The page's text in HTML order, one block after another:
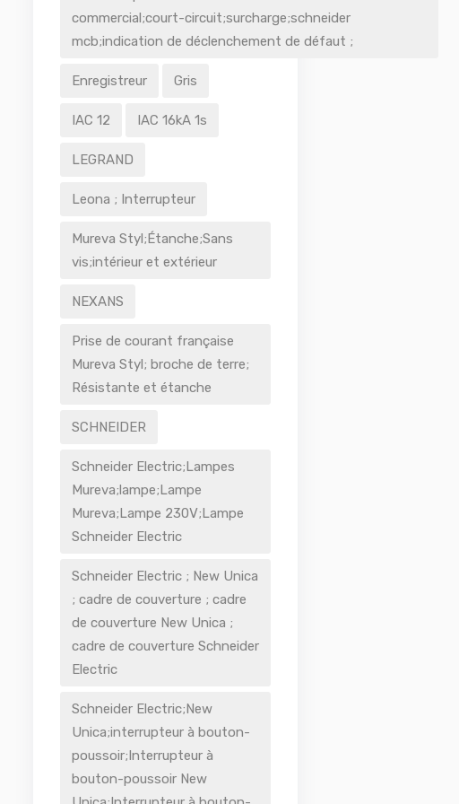
commercial;court-circuit;surcharge;schneider
mcb;indication de déclenchement de défaut ;
Enregistreur Gris
IAC 12 IAC 16kA 1s
LEGRAND
Leona ; Interrupteur
Mureva Styl;Étanche;Sans
vis;intérieur et extérieur
NEXANS
Prise de courant française
Mureva Styl; broche de terre;
Résistante et étanche
SCHNEIDER
Schneider Electric;Lampes
Mureva;lampe;Lampe
Mureva;Lampe 230V;Lampe
Schneider Electric
Schneider Electric ; New Unica
; cadre de couverture ; cadre
de couverture New Unica ;
cadre de couverture Schneider
Electric
Schneider Electric;New
Unica;interrupteur à bouton-
poussoir;Interrupteur à
bouton-poussoir New